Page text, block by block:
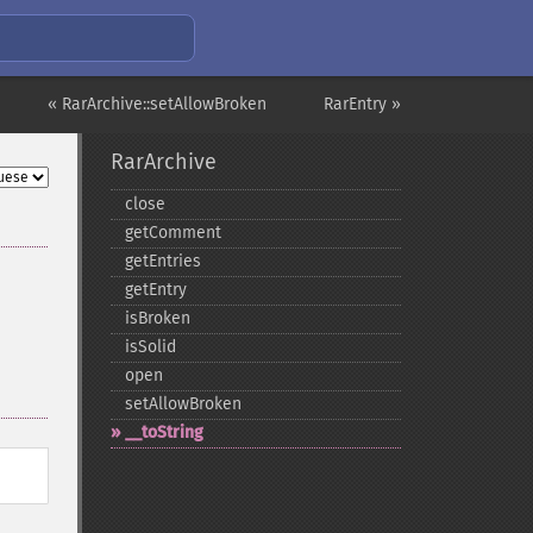
RarEntry »
« RarArchive::setAllowBroken
RarArchive
close
getComment
getEntries
getEntry
isBroken
isSolid
open
setAllowBroken
_​_​toString